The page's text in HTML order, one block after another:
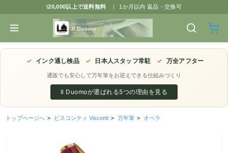
\20,000以上で送料無料 | 1か月以内 返品・交換可
✓ インク通し検品 ✓ 日本人スタッフ常駐 ✓ 万全アフター
通販でも安心して万年筆をお迎えできる仕組みづくり
Il Duomoが選ばれる5つの理由を見る
トップページへ > ビスコンティ Visconti > 万年筆 > オペラ